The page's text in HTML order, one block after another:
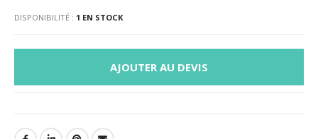
DISPONIBILITÉ : 1 EN STOCK
AJOUTER AU DEVIS